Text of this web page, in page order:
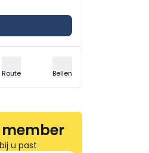
Route Bellen
u past